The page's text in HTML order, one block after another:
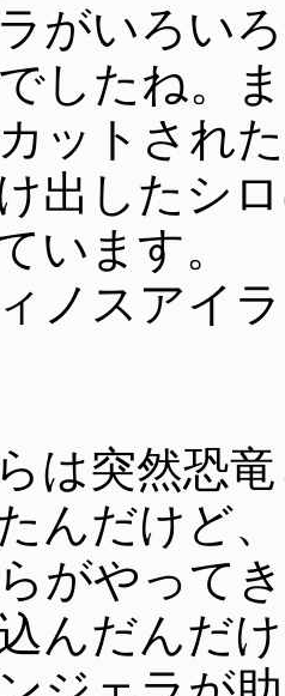
がいろい
したね。
ットされ
出したシ
います。
ノスアイ
は突然恐
んだけど
がやって
んだんだ